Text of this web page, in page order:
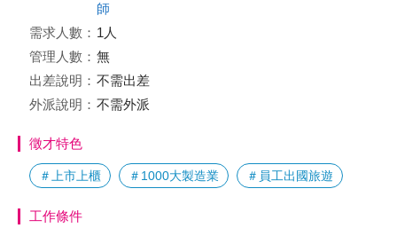
師
需求人數： 1人
管理人數： 無
出差說明： 不需出差
外派說明： 不需外派
徵才特色
＃上市上櫃 ＃1000大製造業 ＃員工出國旅遊
工作條件